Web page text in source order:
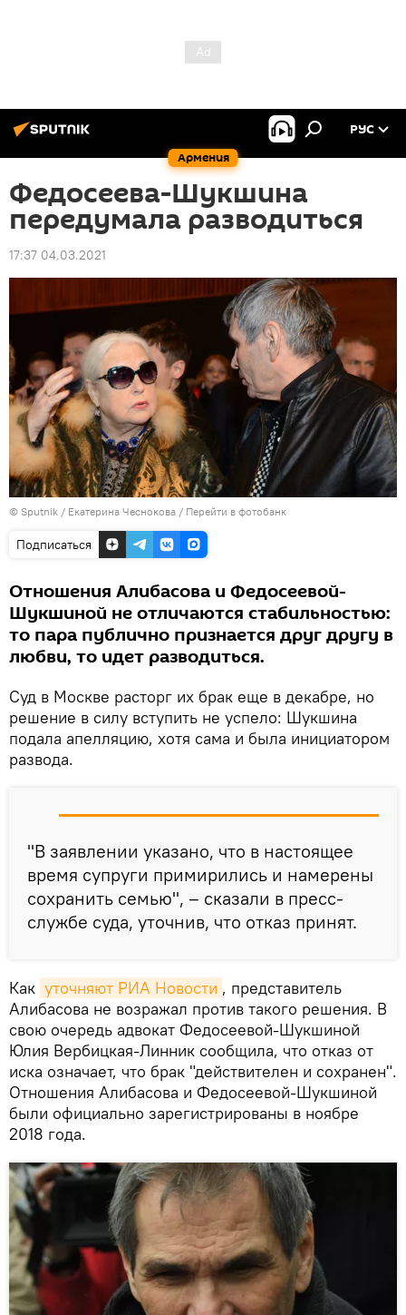
Армения
РУС
Федосеева-Шукшина
передумала разводиться
17:37 04.03.2021
© Sputnik / Екатерина Чеснокова / Перейти в фотобанк
Подписаться
Отношения Алибасова и Федосеевой-
Шукшиной не отличаются стабильностью:
то пара публично признается друг другу в
любви, то идет разводиться.
Суд в Москве расторг их брак еще в декабре, но
решение в силу вступить не успело: Шукшина
подала апелляцию, хотя сама и была инициатором
развода.
"В заявлении указано, что в настоящее
время супруги примирились и намерены
сохранить семью", – сказали в пресс-
службе суда, уточнив, что отказ принят.
Как уточняют РИА Новости , представитель
Алибасова не возражал против такого решения. В
свою очередь адвокат Федосеевой-Шукшиной
Юлия Вербицкая-Линник сообщила, что отказ от
иска означает, что брак "действителен и сохранен".
Отношения Алибасова и Федосеевой-Шукшиной
были официально зарегистрированы в ноябре
2018 года.